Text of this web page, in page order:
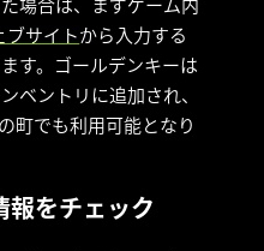
場合は、まずゲーム内
ブサイトから入力する
す。ゴールデンキーは
ベントリに追加され、
町でも利用可能となり
報をチェック